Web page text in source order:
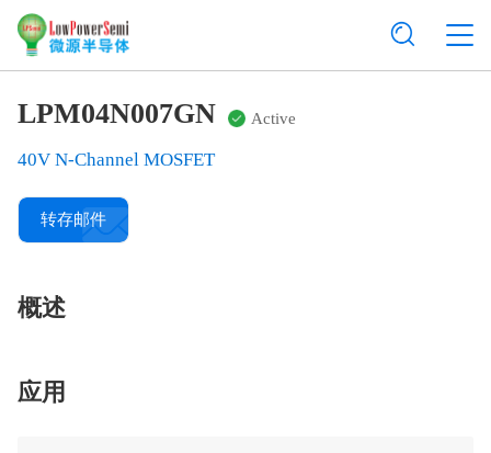
LPM04N007GN Active
40V N-Channel MOSFET
转存邮件
概述
应用